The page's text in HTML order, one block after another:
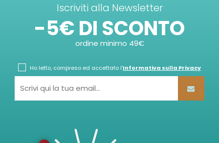
Iscriviti alla Newsletter
-5€ DI SCONTO
ordine minimo 49€
Ho letto, compreso ed accettato l'Informativa sulla Privacy